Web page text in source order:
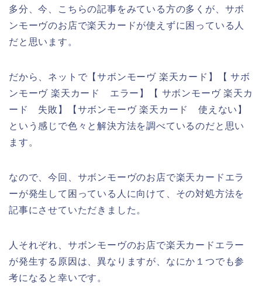
多分、今、こちらの記事をみている方の多くが、サボ
ンモーヴのお店で楽天カードが使えずに困っている人
だと思います。
だから、ネットで【サボンモーヴ 楽天カード】【 サボ
ンモーヴ 楽天カード エラー】【 サボンモーヴ 楽天カ
ード 失敗】【サボンモーヴ 楽天カード 使えない】
という感じで色々と解決方法を調べているのだと思い
ます。
なので、今回、サボンモーヴのお店で楽天カードエラ
ーが発生して困っている人に向けて、その対処方法を
記事にさせていただきました。
人それぞれ、サボンモーヴのお店で楽天カードエラー
が発生する原因は、異なりますが、なにか１つでも参
考になると幸いです。